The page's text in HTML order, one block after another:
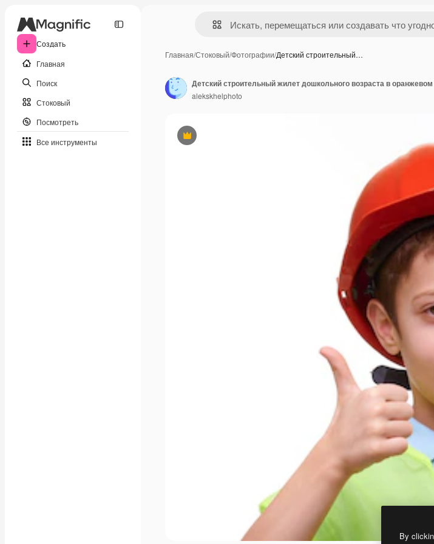
Создать
Главная
Поиск
Стоковый
Посмотреть
Все инструменты
Главная/Стоковый/Фотографии/Детский строительный…
Премиум
alekskhelphoto
By